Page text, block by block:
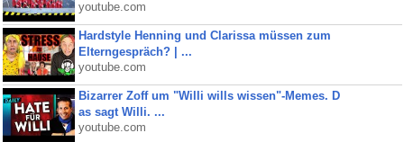
youtube.com
Hardstyle Henning und Clarissa müssen zum
Elterngespräch? | ...
youtube.com
Bizarrer Zoff um "Willi wills wissen"-Memes. D
as sagt Willi. ...
youtube.com